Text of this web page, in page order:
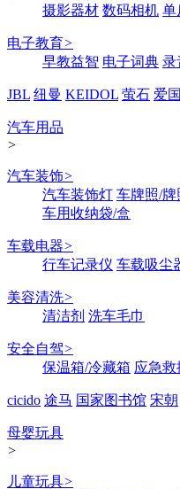
摄影器材 数码相机 单
电子教育>
早教益智 电子词典 录
JBL 纽曼 KEIDOL 萤石 爱
汽车用品
>
汽车装饰>
汽车装饰灯 车牌照/牌
车用收纳袋/盒
车载电器>
行车记录仪 车载吸尘
美容清洗>
清洁剂 洗车毛巾
安全自驾>
保温箱/冷藏箱 应急救
cicido 途马 国家图书馆 宋朝
母婴玩具
>
儿童玩具>